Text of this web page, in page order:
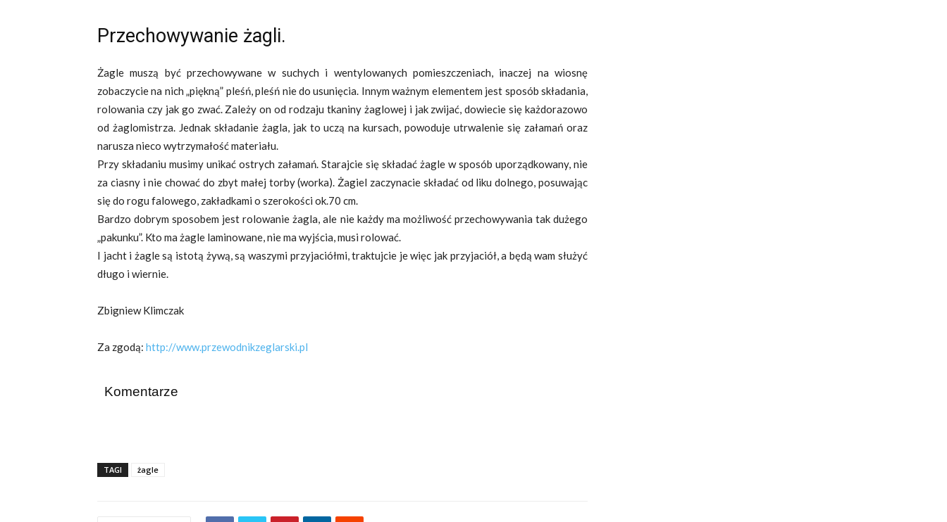
Przechowywanie żagli.
Żagle muszą być przechowywane w suchych i wentylowanych pomieszczeniach, inaczej na wiosnę
zobaczycie na nich „piękną” pleśń, pleśń nie do usunięcia. Innym ważnym elementem jest sposób składania,
rolowania czy jak go zwać. Zależy on od rodzaju tkaniny żaglowej i jak zwijać, dowiecie się każdorazowo
od żaglomistrza. Jednak składanie żagla, jak to uczą na kursach, powoduje utrwalenie się załamań oraz
narusza nieco wytrzymałość materiału.
Przy składaniu musimy unikać ostrych załamań. Starajcie się składać żagle w sposób uporządkowany, nie
za ciasny i nie chować do zbyt małej torby (worka). Żagiel zaczynacie składać od liku dolnego, posuwając
się do rogu falowego, zakładkami o szerokości ok.70 cm.
Bardzo dobrym sposobem jest rolowanie żagla, ale nie każdy ma możliwość przechowywania tak dużego
„pakunku”. Kto ma żagle laminowane, nie ma wyjścia, musi rolować.
I jacht i żagle są istotą żywą, są waszymi przyjaciółmi, traktujcie je więc jak przyjaciół, a będą wam służyć
długo i wiernie.
Zbigniew Klimczak
Za zgodą: http://www.przewodnikzeglarski.pl
Komentarze
TAGI żagle